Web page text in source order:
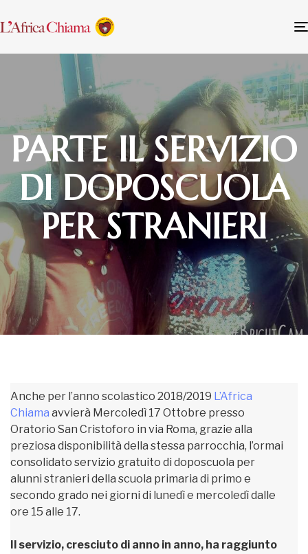
PARTE IL SERVIZIO
DI DOPOSCUOLA
PER STRANIERI
Anche per l’anno scolastico 2018/2019 L’Africa
Chiama avvierà Mercoledì 17 Ottobre presso
Oratorio San Cristoforo in via Roma, grazie alla
preziosa disponibilità della stessa parrocchia, l’ormai
consolidato servizio gratuito di doposcuola per
alunni stranieri della scuola primaria di primo e
secondo grado nei giorni di lunedì e mercoledì dalle
ore 15 alle 17.
Il servizio, cresciuto di anno in anno, ha raggiunto